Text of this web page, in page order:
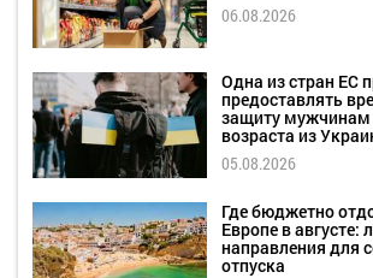
06.08.2026
Одна из стран ЕС
предоставлять
защиту мужчинам
возраста из
05.08.2026
Где бюджетно
Европе в августе:
направления для
отпуска